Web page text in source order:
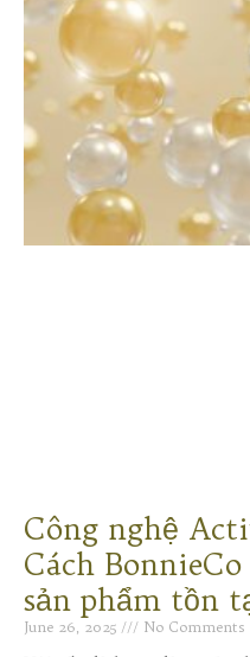
Công nghệ
Cách
sản phẩm tồn
June 26, 2025 No Comments